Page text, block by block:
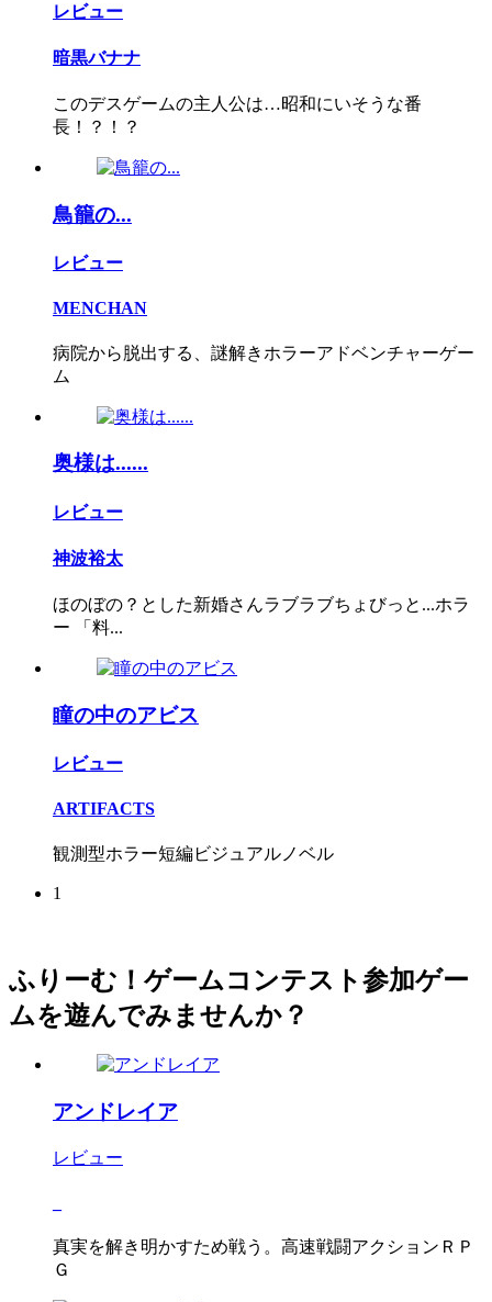
レビュー
暗黒バナナ
このデスゲームの主人公は…昭和にいそうな番
長！？！？
鳥籠の...
レビュー
MENCHAN
病院から脱出する、謎解きホラーアドベンチャーゲー
ム
奥様は......
レビュー
神波裕太
ほのぼの？とした新婚さんラブラブちょびっと...ホラ
ー 「料...
瞳の中のアビス
レビュー
ARTIFACTS
観測型ホラー短編ビジュアルノベル
1
ふりーむ！ゲームコンテスト参加ゲー
ムを遊んでみませんか？
アンドレイア
レビュー
真実を解き明かすため戦う。高速戦闘アクションＲＰ
Ｇ